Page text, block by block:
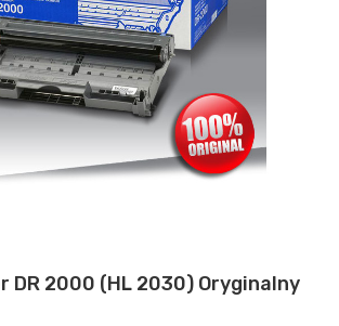
DR 2000 (HL 2030) Oryginalny